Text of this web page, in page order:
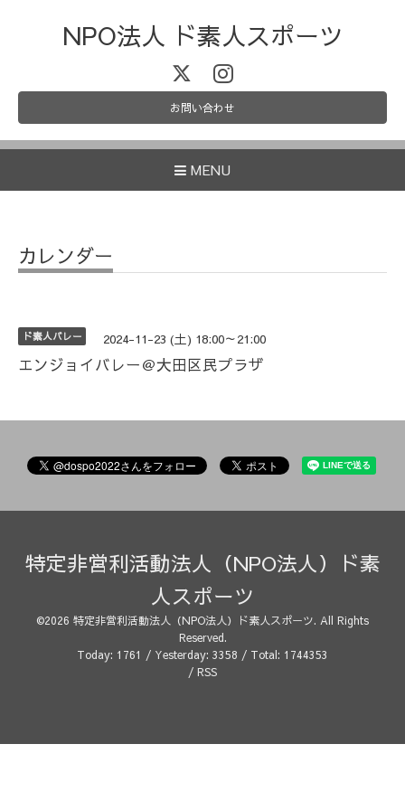
NPO法人 ド素人スポーツ
お問い合わせ
MENU
カレンダー
ド素人バレー 2024-11-23 (土) 18:00～21:00
エンジョイバレー＠大田区民プラザ
特定非営利活動法人（NPO法人）ド素
人スポーツ
©2026 特定非営利活動法人（NPO法人）ド素人スポーツ. All Rights
Reserved.
Today: 1761 / Yesterday: 3358 / Total: 1744353
/ RSS